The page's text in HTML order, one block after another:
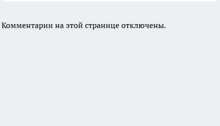
Комментарии на этой странице отключены.